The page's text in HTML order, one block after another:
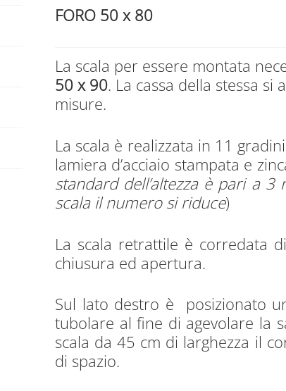
FORO 50 x 80
La scala per essere montata
50 x 90. La cassa della stessa
misure.
La scala è realizzata in 11
lamiera d’acciaio stampata e
standard dell’altezza è pari a
scala il numero si riduce)
La scala retrattile è corredata
chiusura ed apertura.
Sul lato destro è posizionato
tubolare al fine di agevolare la
scala da 45 cm di larghezza il
di spazio.